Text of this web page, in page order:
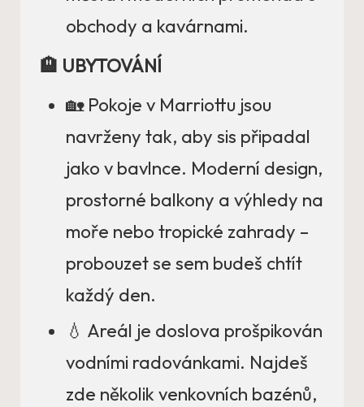
obchody a kavárnami.
🏨 UBYTOVÁNÍ
🏡 Pokoje v Marriottu jsou
navrženy tak, aby sis připadal
jako v bavlnce. Moderní design,
prostorné balkony a výhledy na
moře nebo tropické zahrady –
probouzet se sem budeš chtít
každý den.
💧 Areál je doslova prošpikován
vodními radovánkami. Najdeš
zde několik venkovních bazénů,